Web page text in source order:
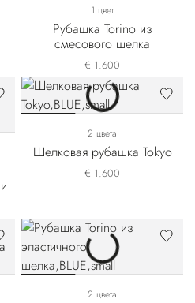
1 цвет
Рубашка Torino из
смесового шелка
€ 1.600
2 цвета
Шелковая рубашка Tokyo
€ 1.600
2 цвета